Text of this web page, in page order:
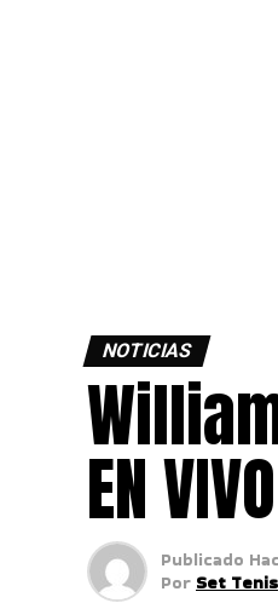
NOTICIAS
EN
Publicado
Por Set Tenis